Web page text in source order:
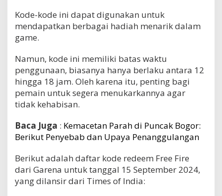
Kode-kode ini dapat digunakan untuk
mendapatkan berbagai hadiah menarik dalam
game.
Namun, kode ini memiliki batas waktu
penggunaan, biasanya hanya berlaku antara 12
hingga 18 jam. Oleh karena itu, penting bagi
pemain untuk segera menukarkannya agar
tidak kehabisan.
Baca Juga : Kemacetan Parah di Puncak Bogor:
Berikut Penyebab dan Upaya Penanggulangan
Berikut adalah daftar kode redeem Free Fire
dari Garena untuk tanggal 15 September 2024,
yang dilansir dari Times of India: